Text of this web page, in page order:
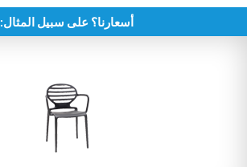
أسعارنا؟ على سبيل المثال: